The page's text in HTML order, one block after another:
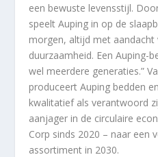
een bewuste levensstijl.
speelt Auping in op de
morgen, altijd met aandacht
duurzaamheid. Een Auping-
wel meerdere generaties.”
produceert Auping bedden
kwalitatief als verantwoord
aanjager in de circulaire
Corp sinds 2020 – naar een
assortiment in 2030.